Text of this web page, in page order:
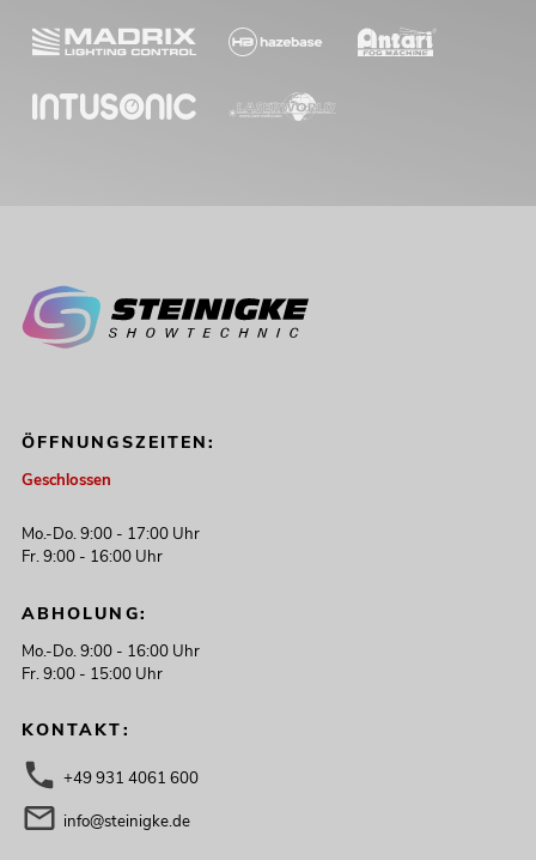
ÖFFNUNGSZEITEN:
Geschlossen
Mo.-Do. 9:00 - 17:00 Uhr
Fr. 9:00 - 16:00 Uhr
ABHOLUNG:
Mo.-Do. 9:00 - 16:00 Uhr
Fr. 9:00 - 15:00 Uhr
KONTAKT:
+49 931 4061 600
info@steinigke.de